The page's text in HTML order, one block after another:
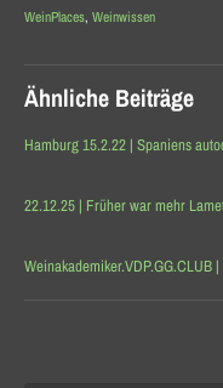
WeinPlaces, Weinwissen
Ähnliche Beiträge
Hamburg 15.2.22 | Spaniens
22.12.25 | Früher war mehr
Weinakademiker.VDP.GG.CLUB |